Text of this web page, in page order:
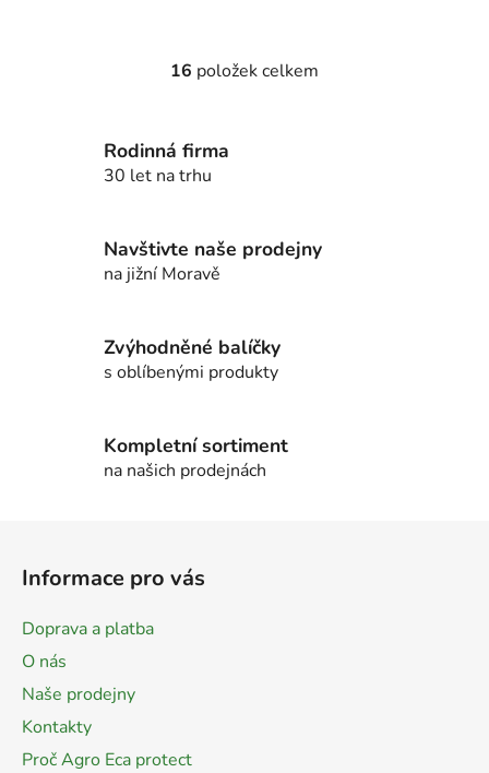
O
í
k
y
p
i
16 položek celkem
Rodinná firma
30 let na trhu
Navštivte naše prodejny
na jižní Moravě
Zvýhodněné balíčky
s oblíbenými produkty
Kompletní sortiment
na našich prodejnách
Informace pro vás
Doprava a platba
O nás
Naše prodejny
Kontakty
Proč Agro Eca protect